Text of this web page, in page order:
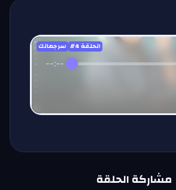
سر جمالك #الحلقة4
--:--
مشاركة الحلقة